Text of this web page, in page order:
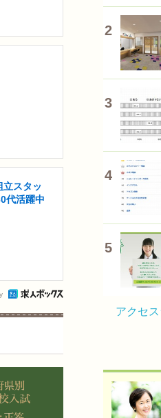
立スタッ
代活躍中
アクセ